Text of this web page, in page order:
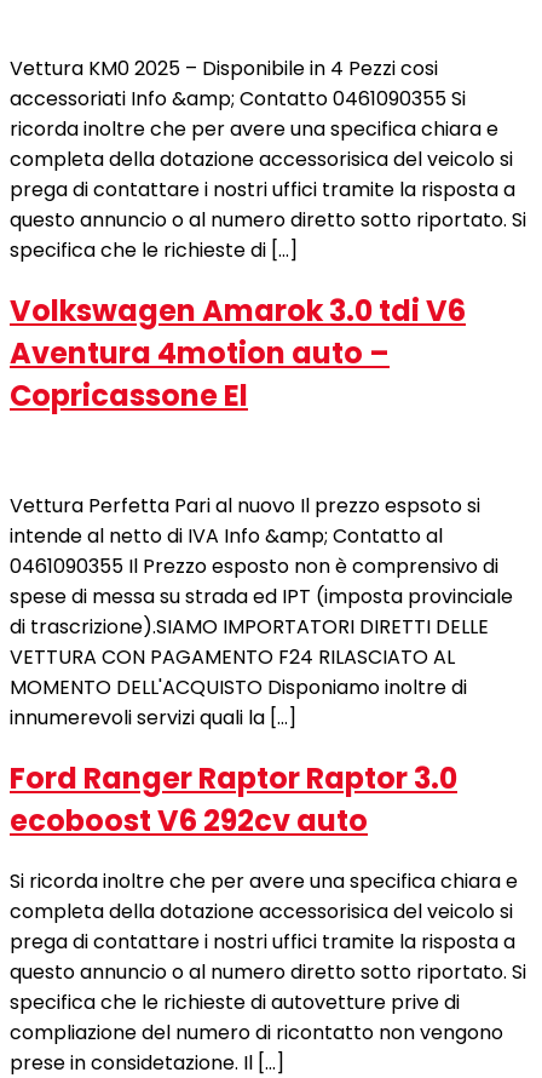
Vettura KM0 2025 – Disponibile in 4 Pezzi cosi
accessoriati Info &amp; Contatto 0461090355 Si
ricorda inoltre che per avere una specifica chiara e
completa della dotazione accessorisica del veicolo si
prega di contattare i nostri uffici tramite la risposta a
questo annuncio o al numero diretto sotto riportato. Si
specifica che le richieste di […]
Volkswagen Amarok 3.0 tdi V6
Aventura 4motion auto –
Copricassone El
Vettura Perfetta Pari al nuovo Il prezzo espsoto si
intende al netto di IVA Info &amp; Contatto al
0461090355 Il Prezzo esposto non è comprensivo di
spese di messa su strada ed IPT (imposta provinciale
di trascrizione).SIAMO IMPORTATORI DIRETTI DELLE
VETTURA CON PAGAMENTO F24 RILASCIATO AL
MOMENTO DELL'ACQUISTO Disponiamo inoltre di
innumerevoli servizi quali la […]
Ford Ranger Raptor Raptor 3.0
ecoboost V6 292cv auto
Si ricorda inoltre che per avere una specifica chiara e
completa della dotazione accessorisica del veicolo si
prega di contattare i nostri uffici tramite la risposta a
questo annuncio o al numero diretto sotto riportato. Si
specifica che le richieste di autovetture prive di
compliazione del numero di ricontatto non vengono
prese in considetazione. Il […]